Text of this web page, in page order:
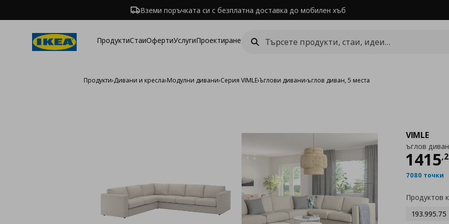
Вземи поръчката си с безплатна доставка до мобилен хъб
ПродуктиСтаиОфертиУслугиПроектиране
Продукти›Дивани и кресла›Модулни дивани›Серия VIMLE›Ъглови дивани›ъглов диван, 5 места
VIMLE
ъглов
1415,
7080 точки
Продуктов
193.995.75